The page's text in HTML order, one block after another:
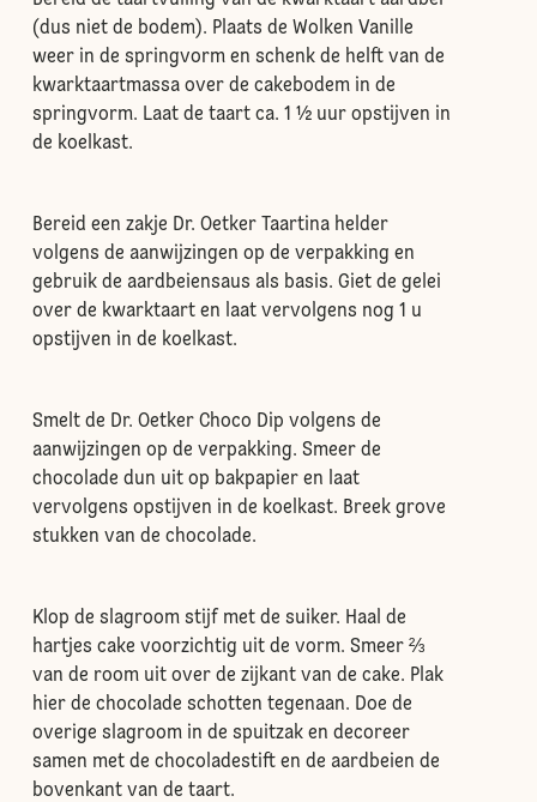
(dus niet de bodem). Plaats de Wolken Vanille
weer in de springvorm en schenk de helft van de
kwarktaartmassa over de cakebodem in de
springvorm. Laat de taart ca. 1 ½ uur opstijven in
de koelkast.
Bereid een zakje Dr. Oetker Taartina helder
volgens de aanwijzingen op de verpakking en
gebruik de aardbeiensaus als basis. Giet de gelei
over de kwarktaart en laat vervolgens nog 1 u
opstijven in de koelkast.
Smelt de Dr. Oetker Choco Dip volgens de
aanwijzingen op de verpakking. Smeer de
chocolade dun uit op bakpapier en laat
vervolgens opstijven in de koelkast. Breek grove
stukken van de chocolade.
Klop de slagroom stijf met de suiker. Haal de
hartjes cake voorzichtig uit de vorm. Smeer ⅔
van de room uit over de zijkant van de cake. Plak
hier de chocolade schotten tegenaan. Doe de
overige slagroom in de spuitzak en decoreer
samen met de chocoladestift en de aardbeien de
bovenkant van de taart.